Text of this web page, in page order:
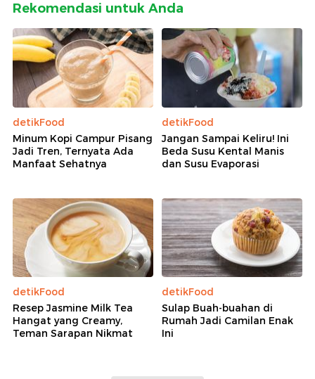
Rekomendasi untuk Anda
detikFood
Minum Kopi Campur Pisang
Jadi Tren, Ternyata Ada
Manfaat Sehatnya
detikFood
Jangan Sampai Keliru! Ini
Beda Susu Kental Manis
dan Susu Evaporasi
detikFood
Resep Jasmine Milk Tea
Hangat yang Creamy,
Teman Sarapan Nikmat
detikFood
Sulap Buah-buahan di
Rumah Jadi Camilan Enak
Ini